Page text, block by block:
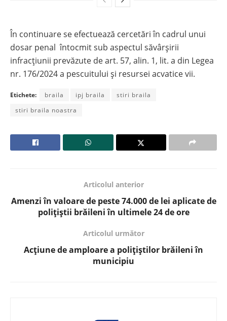
În continuare se efectuează cercetări în cadrul unui
dosar penal întocmit sub aspectul săvârșirii
infracțiunii prevăzute de art. 57, alin. 1, lit. a din Legea
nr. 176/2024 a pescuitului și resursei acvatice vii.
Etichete: braila ipj braila
stiri braila
stiri braila noastra
Articolul anterior
Amenzi în valoare de peste 74.000 de lei aplicate de
polițiștii brăileni în ultimele 24 de ore
Articolul următor
Acțiune de amploare a polițiștilor brăileni în
municipiu